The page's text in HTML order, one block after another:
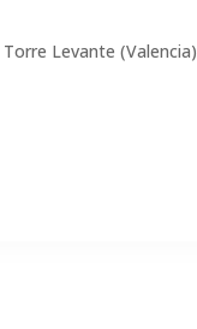
Levante (Valencia)